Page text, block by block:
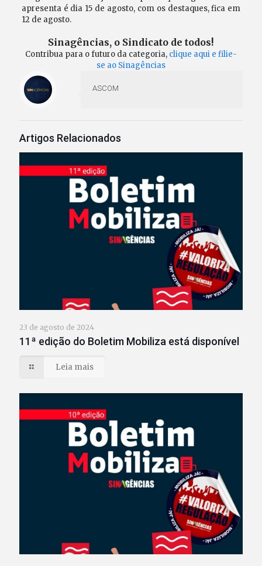
apresenta é dia 15 de agosto, com os destaques, fica em
12 de agosto.
Sinagências, o Sindicato de todos!
Contribua para o futuro da categoria, clique aqui e filie-
se ao Sinagências
ASCOM
Artigos Relacionados
23 de agosto de 2024
11ª edição do Boletim Mobiliza está disponível
Leia mais